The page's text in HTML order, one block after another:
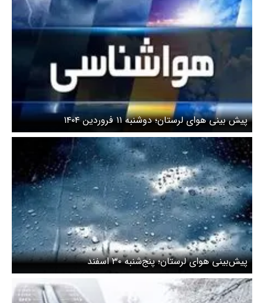
پیش بینی هوای لرستان؛ دوشنبه ۱۱ فروردین ۱۴۰۴
پیش‌بینی هوای لرستان؛ پنج‌شنبه ۳۰ اسفند